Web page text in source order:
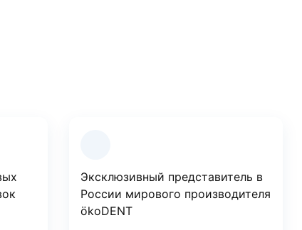
Эксклюзивный представитель в
России мирового производителя
ökoDENT